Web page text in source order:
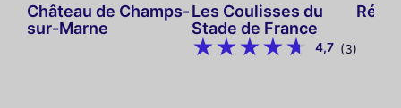
Château de Champs-
sur-Marne
Les Coulisses du
Stade de France
4,7 (3)